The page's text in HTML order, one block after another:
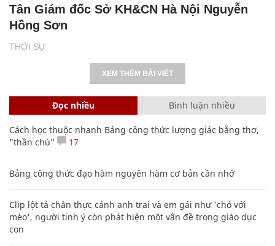
THỜI SỰ
Tân Giám đốc Sở KH&CN Hà Nội Nguyễn
Hồng Sơn
XEM THÊM BÀI VIẾT
Đọc nhiều Bình luận nhiều
Cách học thuộc nhanh Bảng công thức lượng giác bằng thơ,
"thần chú"
17
Bảng công thức đạo hàm nguyên hàm cơ bản cần nhớ
Clip lột tả chân thực cảnh anh trai và em gái như 'chó với
mèo', người tinh ý còn phát hiện một vấn đề trong giáo dục
con